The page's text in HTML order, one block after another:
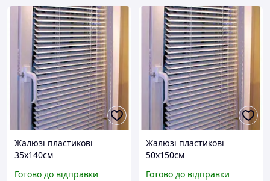
Жалюзі пластикові
35х140см
Готово до відправки
Жалюзі пластикові
50х150см
Готово до відправки